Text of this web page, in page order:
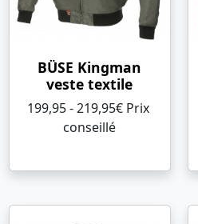
BÜSE Kingman
veste textile
199,95 - 219,95€ Prix ​​
conseillé